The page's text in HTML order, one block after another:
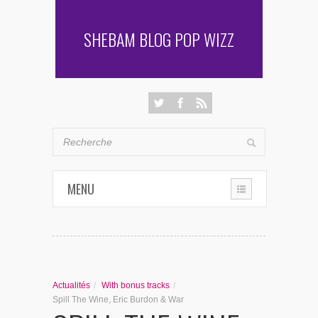
SHEBAM BLOG POP WIZZ
MENU
PENSÉES & AUTRES AVENTURES
Actualités / With bonus tracks /
Spill The Wine, Eric Burdon & War